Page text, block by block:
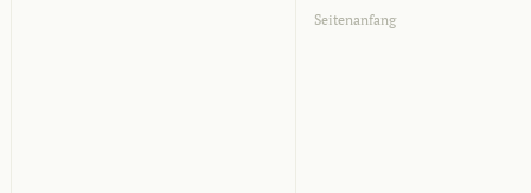
Seitenanfang